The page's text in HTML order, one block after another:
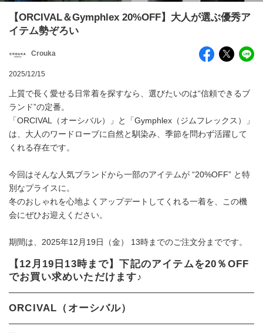
【ORCIVAL＆Gymphlex 20%OFF】大人が選ぶ優秀ア
イテム勢ぞろい
Crouka
2025/12/15
上質で長く愛せる日常着を探すなら、選びたいのは“信頼できるブ
ランド”の定番。
「ORCIVAL（オーシバル）」と「Gymphlex（ジムフレックス）」
は、大人のワードローブに自然と馴染み、季節を問わず活躍して
くれる存在です。
今回はそんな人気ブランドから一部のアイテムが “20%OFF” と特
別なプライスに。
冬のおしゃれを心地よくアップデートしてくれる一着を、この機
会にぜひお迎えください。
期間は、2025年12月19日（金） 13時までのご注文分までです。
【12月19日13時まで】下記のアイテムを20％OFF
でお買い求めいただけます♪
ORCIVAL（オーシバル）